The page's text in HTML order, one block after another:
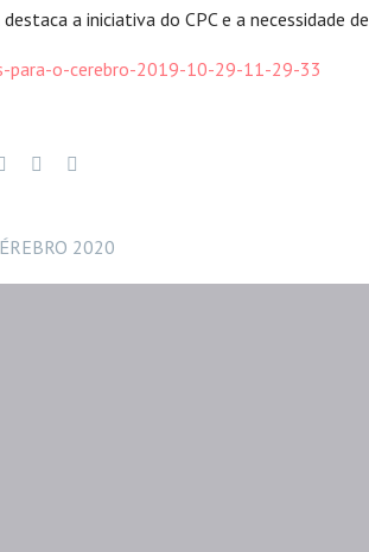
a iniciativa do CPC e a necessidade
para-o-cerebro-2019-10-29-11-29-33
2020